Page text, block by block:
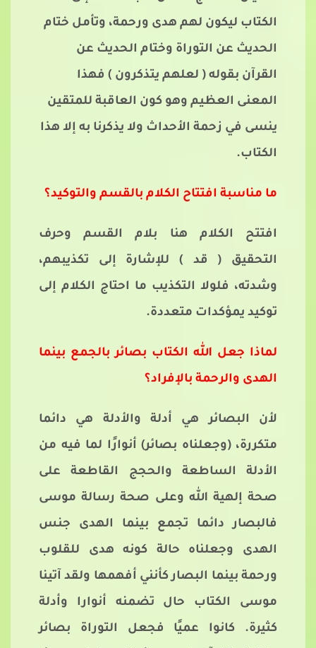
الكتاب ليكون لهم هدى ورحمة، وتأمل ختام
الحديث عن التوراة وختام الحديث عن
القرآن بقوله ( لعلهم يتذكرون ) فهذا
المعنى العظيم وهو كون العاقبة للمتقين
ينسى في زحمة الأحداث ولا يذكرنا به إلا هذا
الكتاب.
ما مناسبة افتتاح الكلام بالقسم والتوكيد؟
افتتح الكلام هنا بلام القسم وحرف
التحقيق ( قد ) للإشارة إلى تكذيبهم،
وشدته، فلولا التكذيب ما احتاج الكلام إلى
توكيد يمؤكدات متعددة.
لماذا جعل الله الكتاب بصائر بالجمع بينما
الهدى والرحمة بالإفراد؟
لأن البصائر هي أدلة والأدلة هي دائما
متكررة، (وجعلناه بصائر) أنوارًا لما فيه من
الأدلة الساطعة والحجج القاطعة على
صحة إلهية الله وعلى صحة رسالة موسى
فالبصار دائما تجمع بينما الهدى جنس
الهدى وجعلناه حالة كونه هدى للقلوب
ورحمة بينما البصار كأنني أفهمها ولقد آتينا
موسى الكتاب حال تضمنه أنوارا وأدلة
كثيرة. كانوا عميًا فجعل التوراة بصائر